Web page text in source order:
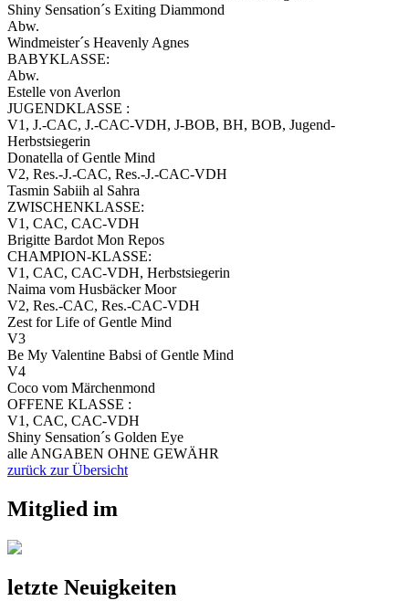
Shiny Sensation´s Exiting Diammond
Abw.
Windmeister´s Heavenly Agnes
BABYKLASSE:
Abw.
Estelle von Averlon
JUGENDKLASSE :
V1, J.-CAC, J.-CAC-VDH, J-BOB, BH, BOB, Jugend-
Herbstsiegerin
Donatella of Gentle Mind
V2, Res.-J.-CAC, Res.-J.-CAC-VDH
Tasmin Sabiih al Sahra
ZWISCHENKLASSE:
V1, CAC, CAC-VDH
Brigitte Bardot Mon Repos
CHAMPION-KLASSE:
V1, CAC, CAC-VDH, Herbstsiegerin
Naima vom Husbäcker Moor
V2, Res.-CAC, Res.-CAC-VDH
Zest for Life of Gentle Mind
V3
Be My Valentine Babsi of Gentle Mind
V4
Coco vom Märchenmond
OFFENE KLASSE :
V1, CAC, CAC-VDH
Shiny Sensation´s Golden Eye
alle ANGABEN OHNE GEWÄHR
zurück zur Übersicht
Mitglied im
letzte Neuigkeiten